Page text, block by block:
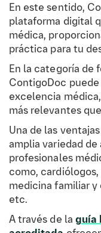
En este sentido,
plataforma digital
médica,
práctica para tu
En la categoría de
ContigoDoc
excelencia
más relevantes
Una de las
amplia variedad
profesionales
como,
medicina familiar
etc.
A través de la guía